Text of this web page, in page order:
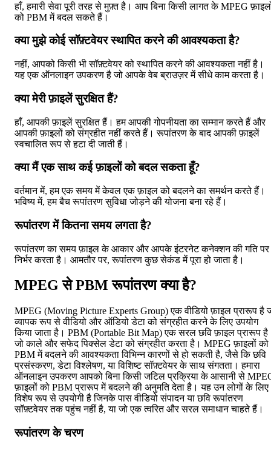
हाँ, हमारी सेवा पूरी तरह से मुफ़्त है। आप बिना किसी लागत के MPEG
को PBM में बदल सकते हैं।
क्या मुझे कोई सॉफ़्टवेयर स्थापित करने की आवश्यकता है?
नहीं, आपको किसी भी सॉफ़्टवेयर को स्थापित करने की आवश्यकता नहीं है।
यह एक ऑनलाइन उपकरण है जो आपके वेब ब्राउज़र में सीधे काम करता है।
क्या मेरी फ़ाइलें सुरक्षित हैं?
हाँ, आपकी फ़ाइलें सुरक्षित हैं। हम आपकी गोपनीयता का सम्मान करते हैं और
आपकी फ़ाइलों को संग्रहीत नहीं करते हैं। रूपांतरण के बाद आपकी फ़ाइलें
स्वचालित रूप से हटा दी जाती हैं।
क्या मैं एक साथ कई फ़ाइलों को बदल सकता हूँ?
वर्तमान में, हम एक समय में केवल एक फ़ाइल को बदलने का समर्थन करते हैं।
भविष्य में, हम बैच रूपांतरण सुविधा जोड़ने की योजना बना रहे हैं।
रूपांतरण में कितना समय लगता है?
रूपांतरण का समय फ़ाइल के आकार और आपके इंटरनेट कनेक्शन की गति पर
निर्भर करता है। आमतौर पर, रूपांतरण कुछ सेकंड में पूरा हो जाता है।
MPEG से PBM रूपांतरण क्या है?
MPEG (Moving Picture Experts Group) एक वीडियो फ़ाइल प्रारूप है
व्यापक रूप से वीडियो और ऑडियो डेटा को संग्रहीत करने के लिए उपयोग
किया जाता है। PBM (Portable Bit Map) एक सरल छवि फ़ाइल प्रारूप है
जो काले और सफेद पिक्सेल डेटा को संग्रहीत करता है। MPEG फ़ाइलों को
PBM में बदलने की आवश्यकता विभिन्न कारणों से हो सकती है, जैसे कि छवि
प्रसंस्करण, डेटा विश्लेषण, या विशिष्ट सॉफ़्टवेयर के साथ संगतता। हमारा
ऑनलाइन उपकरण आपको बिना किसी जटिल प्रक्रिया के आसानी से
फ़ाइलों को PBM प्रारूप में बदलने की अनुमति देता है। यह उन लोगों के लिए
विशेष रूप से उपयोगी है जिनके पास वीडियो संपादन या छवि रूपांतरण
सॉफ़्टवेयर तक पहुंच नहीं है, या जो एक त्वरित और सरल समाधान चाहते हैं।
रूपांतरण के चरण